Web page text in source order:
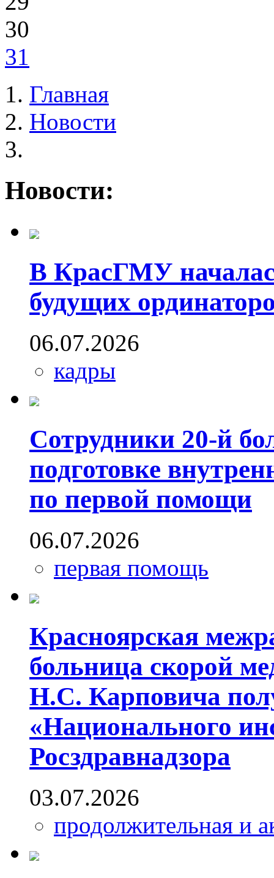
30
31
Главная
Новости
Новости:
В КрасГМУ
будущих
06.07.2026
кадры
Сотрудники 20-й
подготовке
по первой помощи
06.07.2026
первая помощь
Красноярская
больница скорой
Н.С. Карповича
«Национального
Росздравнадзора
03.07.2026
продолжительная и